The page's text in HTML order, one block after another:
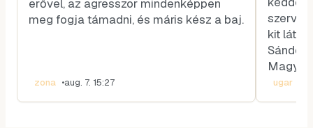
erővel, az agresszor mindenképpen
meg fogja támadni, és máris kész a baj.
zona •aug. 7. 15:27
kit
Magyar
ugar